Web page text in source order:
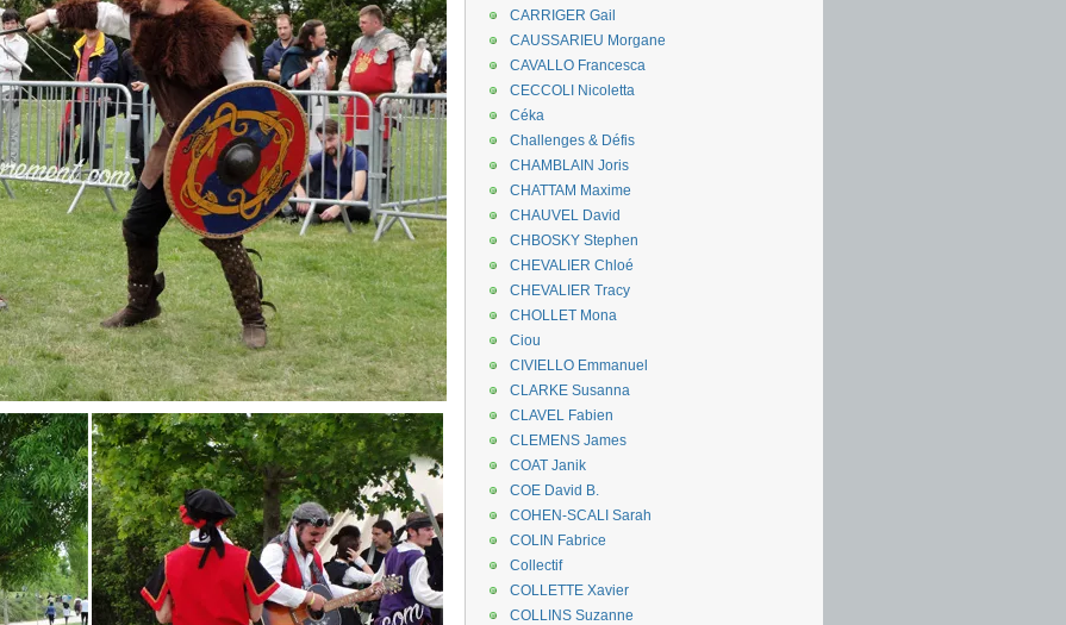
CARRIGER Gail
CAUSSARIEU Morgane
CAVALLO Francesca
CECCOLI Nicoletta
Céka
Challenges & Défis
CHAMBLAIN Joris
CHATTAM Maxime
CHAUVEL David
CHBOSKY Stephen
CHEVALIER Chloé
CHEVALIER Tracy
CHOLLET Mona
Ciou
CIVIELLO Emmanuel
CLARKE Susanna
CLAVEL Fabien
CLEMENS James
COAT Janik
COE David B.
COHEN-SCALI Sarah
COLIN Fabrice
Collectif
COLLETTE Xavier
COLLINS Suzanne